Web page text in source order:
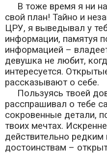
В тоже время я ни на
свой план! Тайно и
ЦРУ, я выведывал у
информации, памятуя
информацией –
девушка не любит,
интересуется.
рассказывают о себе.
Пользуясь твоей
расспрашивал о тебе
сокровенные детали,
твоих мечтах.
действительно
достоинствам –